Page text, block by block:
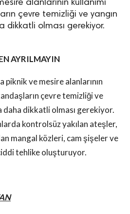
alanlarının kullanımı
çevre temizliği ve yangın
dikkatli olması gerekiyor.
AYRILMAYIN
piknik ve mesire alanlarının
çevre temizliği ve
daha dikkatli olması gerekiyor.
kontrolsüz yakılan ateşler,
mangal közleri, cam şişeler ve
tehlike oluşturuyor.